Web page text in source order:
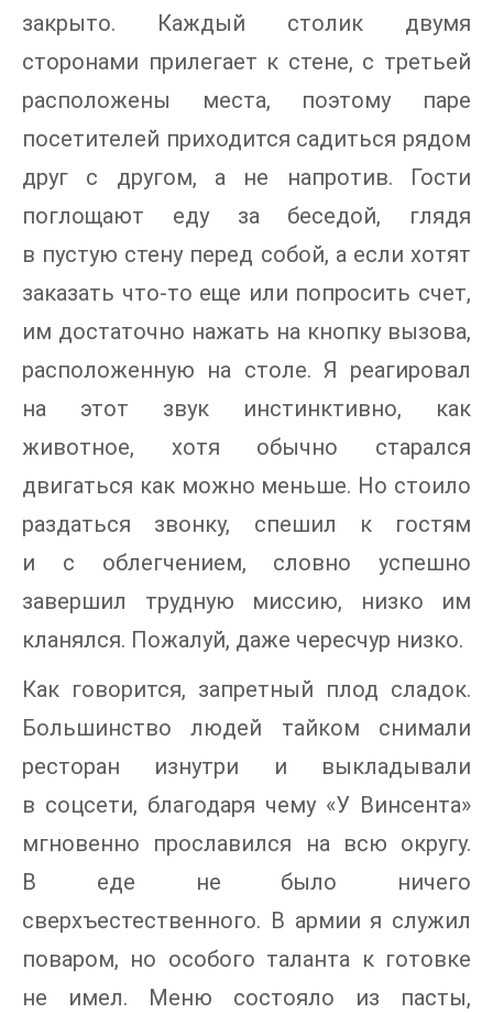
закрыто. Каждый столик двумя
сторонами прилегает к стене, с третьей
расположены места, поэтому паре
посетителей приходится садиться рядом
друг с другом, а не напротив. Гости
поглощают еду за беседой, глядя
в пустую стену перед собой, а если хотят
заказать что-то еще или попросить счет,
им достаточно нажать на кнопку вызова,
расположенную на столе. Я реагировал
на этот звук инстинктивно, как
животное, хотя обычно старался
двигаться как можно меньше. Но стоило
раздаться звонку, спешил к гостям
и с облегчением, словно успешно
завершил трудную миссию, низко им
кланялся. Пожалуй, даже чересчур низко.
Как говорится, запретный плод сладок.
Большинство людей тайком снимали
ресторан изнутри и выкладывали
в соцсети, благодаря чему «У Винсента»
мгновенно прославился на всю округу.
В еде не было ничего
сверхъестественного. В армии я служил
поваром, но особого таланта к готовке
не имел. Меню состояло из пасты,